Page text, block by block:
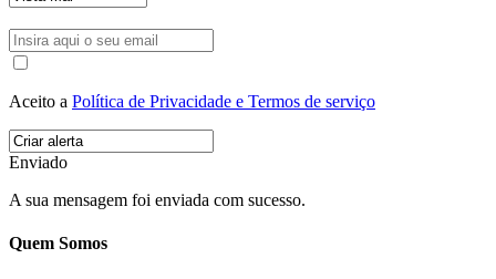
Aceito a Política de Privacidade e Termos de serviço
Enviado
A sua mensagem foi enviada com sucesso.
Quem Somos